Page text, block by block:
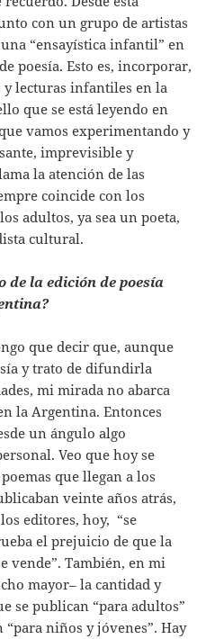
con un grupo de artistas
“ensayística infantil” en
poesía. Esto es, incorporar,
lecturas infantiles en la
que se está leyendo en
vamos experimentando y
imprevisible y
la atención de las
coincide con los
adultos, ya sea un poeta,
cultural.
de la edición de poesía
que decir que, aunque
y trato de difundirla
mi mirada no abarca
la Argentina. Entonces
un ángulo algo
Veo que hoy se
que llegan a los
veinte años atrás,
editores, hoy, “se
el prejuicio de que la
vende”. También, en mi
mayor– la cantidad y
se publican “para adultos”
niños y jóvenes”. Hay